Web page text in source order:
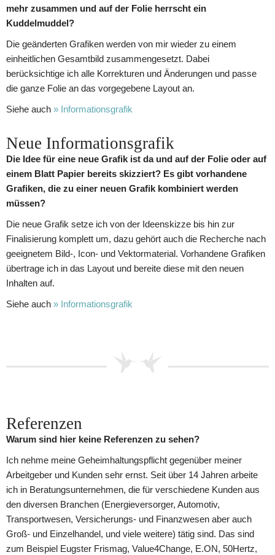
mehr zusammen und auf der Folie herrscht ein
Kuddelmuddel?
Die geänderten Grafiken werden von mir wieder zu einem
einheitlichen Gesamtbild zusammengesetzt. Dabei
berücksichtige ich alle Korrekturen und Änderungen und passe
die ganze Folie an das vorgegebene Layout an.
Siehe auch » Informationsgrafik
Neue Informationsgrafik
Die Idee für eine neue Grafik ist da und auf der Folie oder auf
einem Blatt Papier bereits skizziert? Es gibt vorhandene
Grafiken, die zu einer neuen Grafik kombiniert werden
müssen?
Die neue Grafik setze ich von der Ideenskizze bis hin zur
Finalisierung komplett um, dazu gehört auch die Recherche nach
geeignetem Bild-, Icon- und Vektormaterial. Vorhandene Grafiken
übertrage ich in das Layout und bereite diese mit den neuen
Inhalten auf.
Siehe auch » Informationsgrafik
Referenzen
Warum sind hier keine Referenzen zu sehen?
Ich nehme meine Geheimhaltungspflicht gegenüber meiner
Arbeitgeber und Kunden sehr ernst. Seit über 14 Jahren arbeite
ich in Beratungsunternehmen, die für verschiedene Kunden aus
den diversen Branchen (Energieversorger, Automotiv,
Transportwesen, Versicherungs- und Finanzwesen aber auch
Groß- und Einzelhandel, und viele weitere) tätig sind. Das sind
zum Beispiel Eugster Frismag, Value4Change, E.ON, 50Hertz,